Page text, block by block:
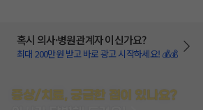
혹시 의사·병원관계자 이신가요?
최대 200만원 받고 바로 광고 시작하세요! 💰💰
증상/치료, 궁금한 점이 있나요?